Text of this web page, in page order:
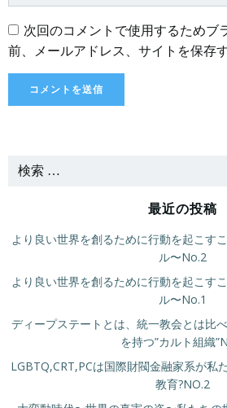
次回のコメントで使用するためブ
前、メールアドレス、サイトを保存す
最近の投稿
より良い世界を創るために行動を起こす
ル〜No.2
より良い世界を創るために行動を起こす
ル〜No.1
ディープステートとは、統一教会とは比
を持つ”カルト組織
LGBTQ,CRT,PCは国際財閥金融家系が私
教育?NO.2